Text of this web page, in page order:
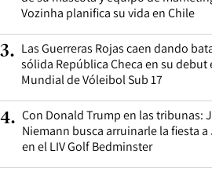
Vozinha planifica su vida en Chile
3. Las Guerreras Rojas caen dando
sólida República Checa en su debut
Mundial de Vóleibol Sub 17
4. Con Donald Trump en las tribunas:
Niemann busca arruinarle la fiesta a
en el LIV Golf Bedminster